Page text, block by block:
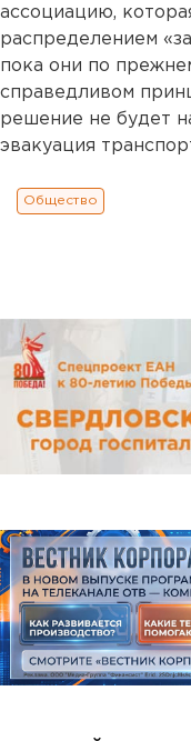
ассоциацию,
распределением
пока они по
справедливом
решение не будет
эвакуация
Общество